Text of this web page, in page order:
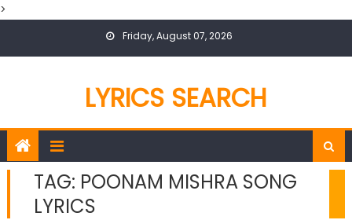
>
Friday, August 07, 2026
LYRICS SEARCH
TAG: POONAM MISHRA SONG
LYRICS